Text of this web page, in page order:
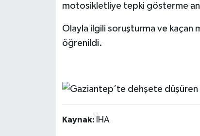
motosikletliye tepki gösterme
Olayla ilgili soruşturma ve kaçan
öğrenildi.
Kaynak: İHA